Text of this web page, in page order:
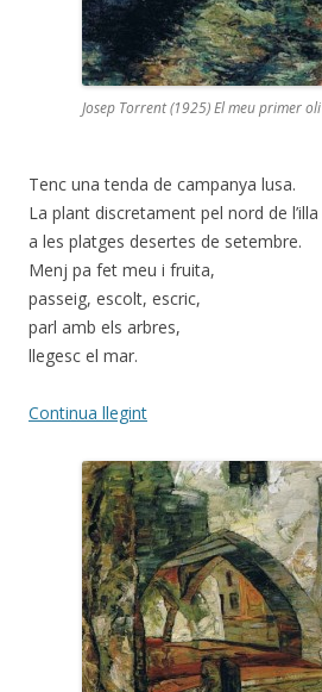
Josep Torrent (1925) El meu primer oli
Tenc una tenda de campanya lusa.
La plant discretament pel nord de l’illa
a les platges desertes de setembre.
Menj pa fet meu i fruita,
passeig, escolt, escric,
parl amb els arbres,
llegesc el mar.
Continua llegint